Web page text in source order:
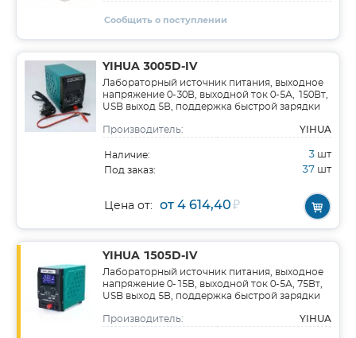
Сообщить о поступлении
YIHUA 3005D-IV
Лабораторный источник питания, выходное
напряжение 0-30В, выходной ток 0-5А, 150Вт,
USB выход 5В, поддержка быстрой зарядки
Производитель: YIHUA
Наличие: 3 шт
Под заказ: 37 шт
Цена от: от 4 614,40₽
YIHUA 1505D-IV
Лабораторный источник питания, выходное
напряжение 0-15В, выходной ток 0-5А, 75Вт,
USB выход 5В, поддержка быстрой зарядки
Производитель: YIHUA